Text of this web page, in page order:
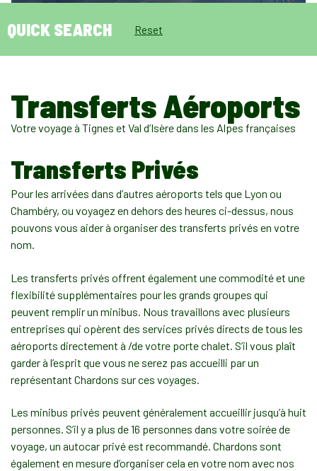
QUICK SEARCH Reset
Transferts Aéroports
Votre voyage à Tignes et Val d’Isère dans les Alpes françaises
Transferts Privés
Pour les arrivées dans d’autres aéroports tels que Lyon ou
Chambéry, ou voyagez en dehors des heures ci-dessus, nous
pouvons vous aider à organiser des transferts privés en votre
nom.
Les transferts privés offrent également une commodité et une
flexibilité supplémentaires pour les grands groupes qui
peuvent remplir un minibus. Nous travaillons avec plusieurs
entreprises qui opèrent des services privés directs de tous les
aéroports directement à /de votre porte chalet. S’il vous plaît
garder à l’esprit que vous ne serez pas accueilli par un
représentant Chardons sur ces voyages.
Les minibus privés peuvent généralement accueillir jusqu’à huit
personnes. S’il y a plus de 16 personnes dans votre soirée de
voyage, un autocar privé est recommandé. Chardons sont
également en mesure d’organiser cela en votre nom avec nos